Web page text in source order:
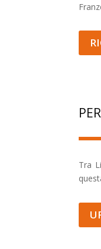
Tra